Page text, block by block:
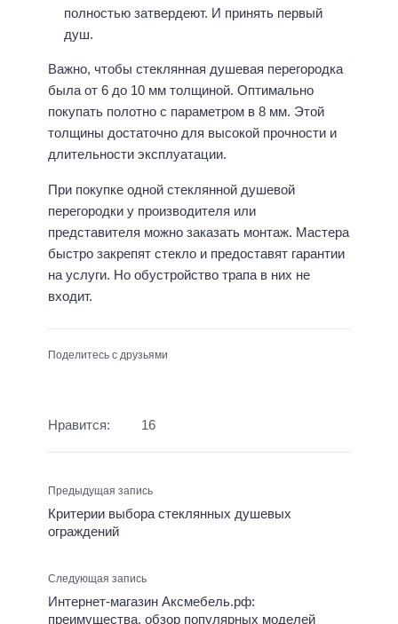
полностью затвердеют. И принять первый
душ.
Важно, чтобы стеклянная душевая перегородка
была от 6 до 10 мм толщиной. Оптимально
покупать полотно с параметром в 8 мм. Этой
толщины достаточно для высокой прочности и
длительности эксплуатации.
При покупке одной стеклянной душевой
перегородки у производителя или
представителя можно заказать монтаж. Мастера
быстро закрепят стекло и предоставят гарантии
на услуги. Но обустройство трапа в них не
входит.
Поделитесь с друзьями
Нравится: 16
Предыдущая запись
Критерии выбора стеклянных душевых
ограждений
Следующая запись
Интернет-магазин Аксмебель.рф:
преимущества, обзор популярных моделей